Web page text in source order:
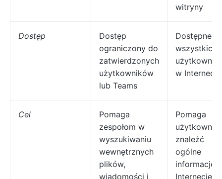
witryny
Dostęp
Dostęp
ograniczony do
zatwierdzonych
użytkowników
lub Teams
Dostępne
wszystkich
w Internecie
Cel
Pomaga
zespołom w
wyszukiwaniu
wewnętrznych
plików,
wiadomości i
Pomaga
znaleźć
ogólne
informacje
Internecie